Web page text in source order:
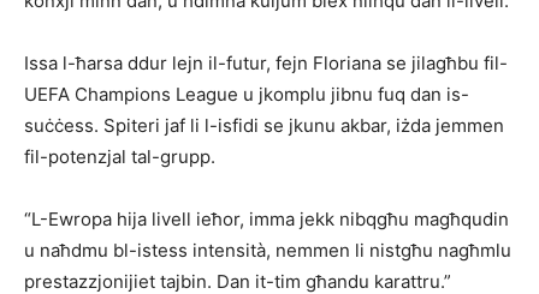
Issa l-ħarsa ddur lejn il-futur, fejn Floriana se jilagħbu fil-
UEFA Champions League u jkomplu jibnu fuq dan is-
suċċess. Spiteri jaf li l-isfidi se jkunu akbar, iżda jemmen
fil-potenzjal tal-grupp.
“L-Ewropa hija livell ieħor, imma jekk nibqgħu magħqudin
u naħdmu bl-istess intensità, nemmen li nistgħu nagħmlu
prestazzjonijiet tajbin. Dan it-tim għandu karattru.”